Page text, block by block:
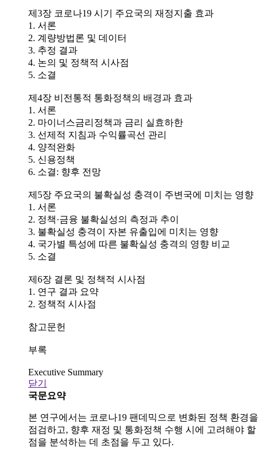
제3장 코로나19 시기 주요국의 재정지출 효과
1. 서론
2. 계량방법론 및 데이터
3. 추정 결과
4. 논의 및 정책적 시사점
5. 소결
제4장 비전통적 통화정책의 배경과 효과
1. 서론
2. 마이너스금리정책과 금리 실효하한
3. 선제적 지침과 수익률곡선 관리
4. 양적완화
5. 신용정책
6. 소결: 향후 전망
제5장 주요국의 불확실성 충격이 주변국에 미치는 영향
1. 서론
2. 정책·금융 불확실성의 측정과 추이
3. 불확실성 충격이 자본 유출입에 미치는 영향
4. 국가별 특성에 따른 불확실성 충격의 영향 비교
5. 소결
제6장 결론 및 정책적 시사점
1. 연구 결과 요약
2. 정책적 시사점
참고문헌
부록
Executive Summary
닫기
국문요약
본 연구에서는 코로나19 팬데믹으로 변화된 정책 환경을
점검하고, 향후 재정 및 통화정책 수행 시에 고려해야 할
점을 분석하는 데 초점을 두고 있다.